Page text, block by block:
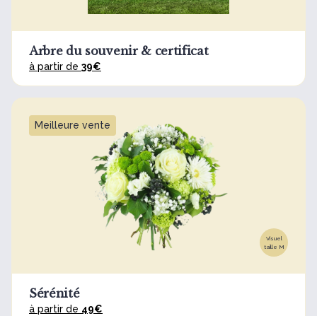
Arbre du souvenir & certificat
à partir de 39€
Meilleure vente
Visuel
taille M
Sérénité
à partir de 49€